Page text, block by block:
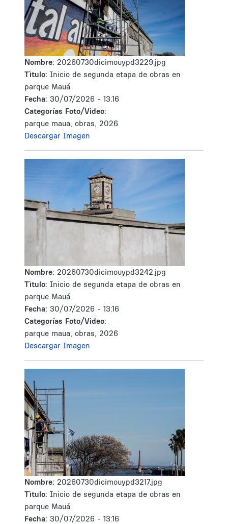
Nombre: 20260730dicimouypd3229.jpg
Tìtulo: Inicio de segunda etapa de obras en
parque Mauá
Fecha: 30/07/2026 - 13:16
Categorías Foto/Video:
parque maua, obras, 2026
Descargar Imagen
Nombre: 20260730dicimouypd3242.jpg
Tìtulo: Inicio de segunda etapa de obras en
parque Mauá
Fecha: 30/07/2026 - 13:16
Categorías Foto/Video:
parque maua, obras, 2026
Descargar Imagen
Nombre: 20260730dicimouypd3217.jpg
Tìtulo: Inicio de segunda etapa de obras en
parque Mauá
Fecha: 30/07/2026 - 13:16